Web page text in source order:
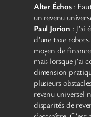
Alter Échos :
un revenu
Paul Jorion : J’ai
d’une taxe
moyen de
mais lorsque j’ai
dimension
plusieurs
revenu universel
disparités de